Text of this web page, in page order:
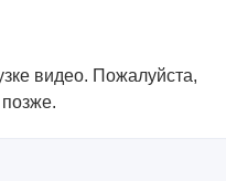
видео. Пожалуйста,